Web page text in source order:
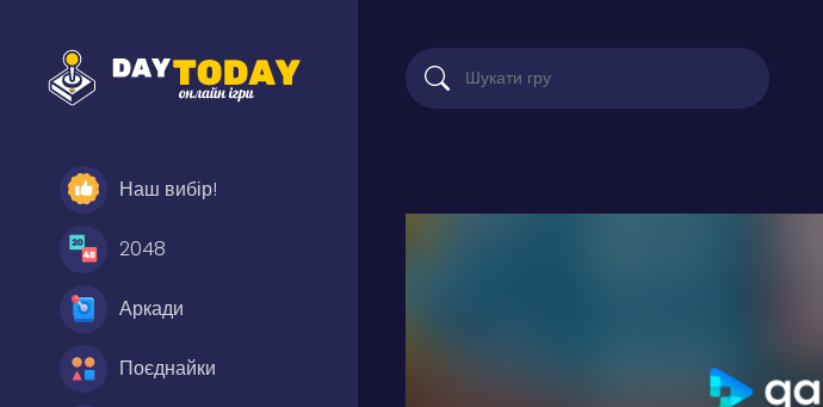
Наш вибір!
2048
Аркади
Поєднайки